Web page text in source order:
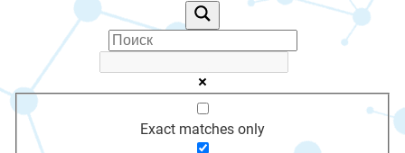
Exact matches only